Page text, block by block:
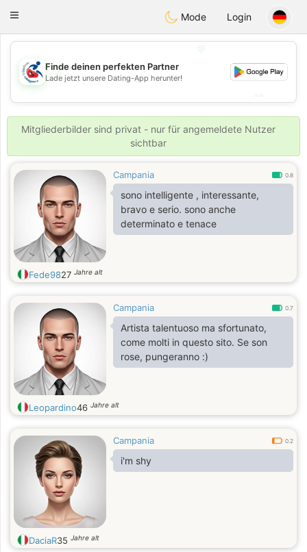
Handi Space
Toggle
Mode Login
💖
💕
Finde deinen perfekten Partner
Lade jetzt unsere Dating-App herunter!
Mitgliederbilder sind privat - nur für angemeldete Nutzer
sichtbar
Campania 0.8
sono intelligente , interessante,
bravo e serio. sono anche
determinato e tenace
Fede9827 Jahre alt
Campania 0.7
Artista talentuoso ma sfortunato,
come molti in questo sito. Se son
rose, pungeranno :)
Leopardino46 Jahre alt
Campania 0.2
i'm shy
DaciaR35 Jahre alt